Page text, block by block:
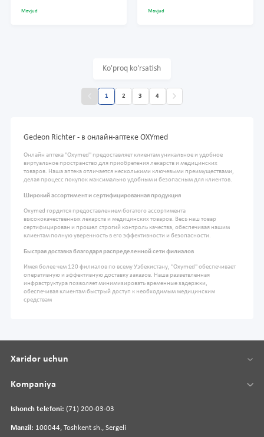
Mavjud Mavjud
Ko'proq ko'rsatish
1 2 3 4
Gedeon Richter - в онлайн-аптеке OXYmed
Онлайн аптека "Oxymed" предоставляет клиентам уникальное и удобное
виртуальное пространство для приобретения лекарств и медицинских
товаров. Наша аптека отличается несколькими ключевыми преимуществами,
делая процесс покупок максимально удобным и безопасным для клиентов.
Широкий ассортимент и сертифицированная продукция
Oxymed гордится предоставлением богатого ассортимента
высококачественных лекарств и медицинских товаров. Весь наш товар
сертифицирован и прошел строгий контроль качества, обеспечивая нашим
клиентам полную уверенность в его эффективности и безопасности.
Быстрая доставка благодаря распределенной сети филиалов
Имея более чем 120 филиалов по всему Узбекистану, "Oxymed" обеспечивает
оперативную и эффективную доставку заказов. Наша разветвленная
инфраструктура позволяет минимизировать временные задержки,
обеспечивая клиентам быстрый доступ к необходимым медицинским
средствам
Ishonch telefoni: (71) 200-03-03
Manzil: 100044, Toshkent sh., Sergeli
Xaridor uchun
Kompaniya